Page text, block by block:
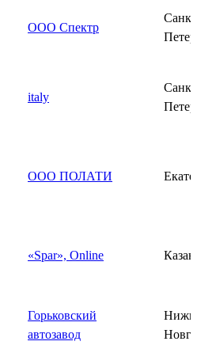
ООО Спектр
italy
ООО ПОЛАТИ
«Spar», Online
Горьковский
автозавод